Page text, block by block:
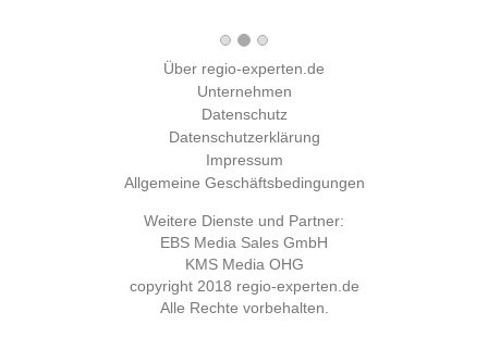
Über regio-experten.de
Unternehmen
Datenschutz
Datenschutzerklärung
Impressum
Allgemeine Geschäftsbedingungen
Weitere Dienste und Partner:
EBS Media Sales GmbH
KMS Media OHG
copyright 2018 regio-experten.de
Alle Rechte vorbehalten.